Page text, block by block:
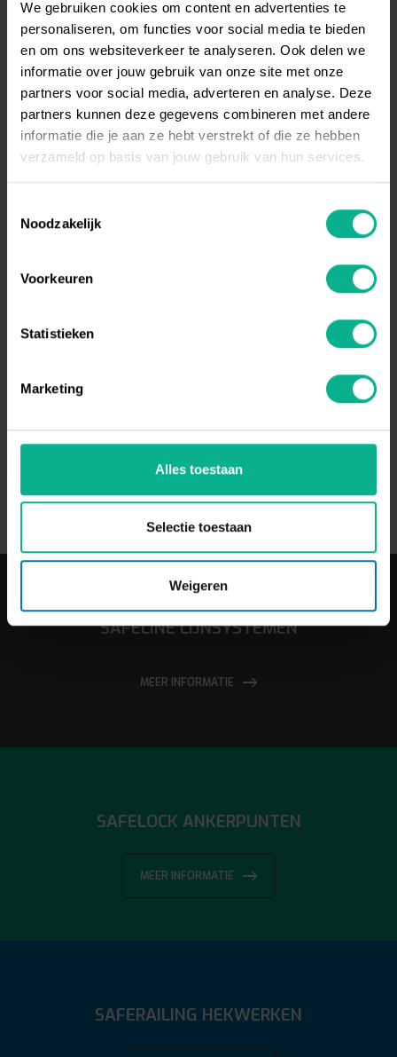
We gebruiken cookies om content en advertenties te
personaliseren, om functies voor social media te bieden
en om ons websiteverkeer te analyseren. Ook delen we
informatie over jouw gebruik van onze site met onze
partners voor social media, adverteren en analyse. Deze
partners kunnen deze gegevens combineren met andere
informatie die je aan ze hebt verstrekt of die ze hebben
verzameld op basis van jouw gebruik van hun services.
Noodzakelijk
Voorkeuren
Statistieken
Marketing
Alles toestaan
Selectie toestaan
Weigeren
BAUHAUS SPECIAL IN "BOUWEN IN HET
OOSTEN"
LEES VERDER
PBM`S DIE MEEWERKEN
LEES VERDER
SAFELINE LIJNSYSTEMEN
MEER INFORMATIE
SAFELOCK ANKERPUNTEN
MEER INFORMATIE
SAFERAILING HEKWERKEN